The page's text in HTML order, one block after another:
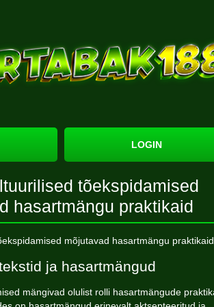
LOGIN
tõekspidamised
hasartmängu praktikaid
mõjutavad hasartmängu praktikaid
ja hasartmängud
mängivad olulist rolli hasartmängude